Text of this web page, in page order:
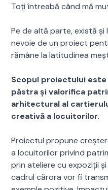
Toți întreabă când mă
Pe de altă parte, există
nevoie de un proiect
rămâne la latitudinea
Scopul proiectului
păstra şi valorifica
arhitectural al
creativă a locuitorilor.
Proiectul propune
a locuitorilor privind
prin ateliere cu expoziții
cadrul cărora vor fi